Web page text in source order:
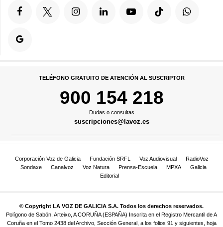
TELÉFONO GRATUITO DE ATENCIÓN AL SUSCRIPTOR
900 154 218
Dudas o consultas
suscripciones@lavoz.es
Corporación Voz de Galicia Fundación SRFL Voz Audiovisual
RadioVoz
Sondaxe
Canalvoz Voz Natura Prensa-Escuela MPXA
Galicia
Editorial
© Copyright LA VOZ DE GALICIA S.A. Todos los derechos reservados.
Polígono de Sabón, Arteixo, A CORUÑA (ESPAÑA) Inscrita en el Registro Mercantil de A
Coruña en el Tomo 2438 del Archivo, Sección General, a los folios 91 y siguientes, hoja